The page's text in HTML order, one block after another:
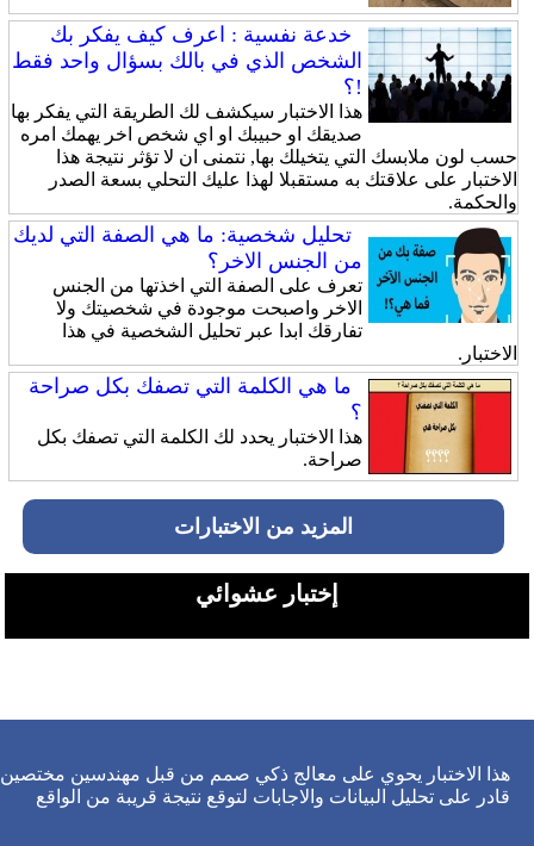
خدعة نفسية : اعرف كيف يفكر بك
الشخص الذي في بالك بسؤال واحد فقط
!؟
هذا الاختبار سيكشف لك الطريقة التي يفكر بها
صديقك او حبيبك او اي شخص اخر يهمك امره
حسب لون ملابسك التي يتخيلك بها, نتمنى ان لا تؤثر نتيجة هذا
الاختبار على علاقتك به مستقبلا لهذا عليك التحلي بسعة الصدر
والحكمة.
تحليل شخصية: ما هي الصفة التي لديك
من الجنس الاخر؟
تعرف على الصفة التي اخذتها من الجنس
الاخر واصبحت موجودة في شخصيتك ولا
تفارقك ابدا عبر تحليل الشخصية في هذا
الاختبار.
ما هي الكلمة التي تصفك بكل صراحة
؟
هذا الاختبار يحدد لك الكلمة التي تصفك بكل
صراحة.
المزيد من الاختبارات
إختبار عشوائي
هذا الاختبار يحوي على معالج ذكي صمم من قبل مهندسين مختصين
قادر على تحليل البيانات والاجابات لتوقع نتيجة قريبة من الواقع